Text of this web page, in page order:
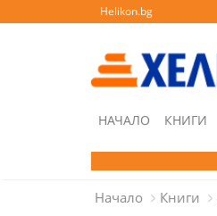
Helikon.bg
НАЧАЛО КНИГИ
Начало Книги